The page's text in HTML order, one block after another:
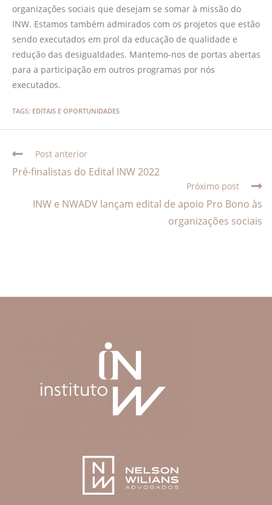
organizações sociais que desejam se somar à missão do
INW. Estamos também admirados com os projetos que estão
sendo executados em prol da educação de qualidade e
redução das desigualdades. Mantemo-nos de portas abertas
para a participação em outros programas por nós
executados.
TAGS: EDITAIS E OPORTUNIDADES
Post anterior
Pré-finalistas do Edital INW 2022
Próximo post
INW e NWADV lançam edital de apoio Pro Bono às
organizações sociais